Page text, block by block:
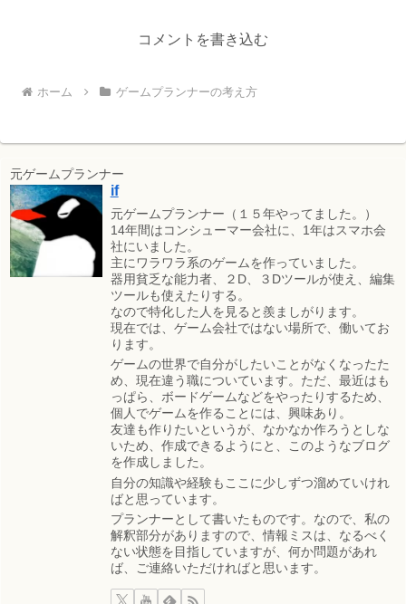
コメントを書き込む
ホーム ゲームプランナーの考え方
元ゲームプランナー
if
元ゲームプランナー（１５年やってました。）
14年間はコンシューマー会社に、1年はスマホ会
社にいました。
主にワラワラ系のゲームを作っていました。
器用貧乏な能力者、２D、３Dツールが使え、編集
ツールも使えたりする。
なので特化した人を見ると羨ましがります。
現在では、ゲーム会社ではない場所で、働いてお
ります。
ゲームの世界で自分がしたいことがなくなったた
め、現在違う職についています。ただ、最近はも
っぱら、ボードゲームなどをやったりするため、
個人でゲームを作ることには、興味あり。
友達も作りたいというが、なかなか作ろうとしな
いため、作成できるようにと、このようなブログ
を作成しました。
自分の知識や経験もここに少しずつ溜めていけれ
ばと思っています。
プランナーとして書いたものです。なので、私の
解釈部分がありますので、情報ミスは、なるべく
ない状態を目指していますが、何か問題があれ
ば、ご連絡いただければと思います。